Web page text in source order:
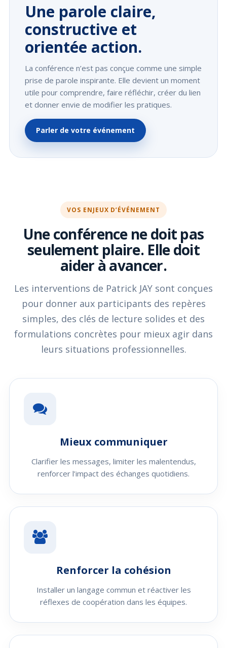
Une parole claire,
constructive et
orientée action.
La conférence n’est pas conçue comme une simple
prise de parole inspirante. Elle devient un moment
utile pour comprendre, faire réfléchir, créer du lien
et donner envie de modifier les pratiques.
Parler de votre événement
VOS ENJEUX D’ÉVÉNEMENT
Une conférence ne doit pas
seulement plaire. Elle doit
aider à avancer.
Les interventions de Patrick JAY sont conçues
pour donner aux participants des repères
simples, des clés de lecture solides et des
formulations concrètes pour mieux agir dans
leurs situations professionnelles.
Mieux communiquer
Clarifier les messages, limiter les malentendus,
renforcer l’impact des échanges quotidiens.
Renforcer la cohésion
Installer un langage commun et réactiver les
réflexes de coopération dans les équipes.